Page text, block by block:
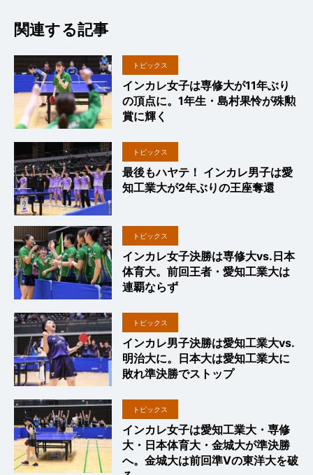
関連する記事
トピックス
インカレ女子は専修大が11年ぶり
の頂点に。1年生・島村果怜が殊勲
賞に輝く
トピックス
最後もハヤテ！ インカレ男子は愛
知工業大が2年ぶりの王座奪還
トピックス
インカレ女子決勝は専修大vs.日本
体育大。前回王者・愛知工業大は
連覇ならず
トピックス
インカレ男子決勝は愛知工業大vs.
明治大に。日本大は愛知工業大に
敗れ準決勝でストップ
トピックス
インカレ女子は愛知工業大・専修
大・日本体育大・金城大が準決勝
へ。金城大は前回準Vの東洋大を破